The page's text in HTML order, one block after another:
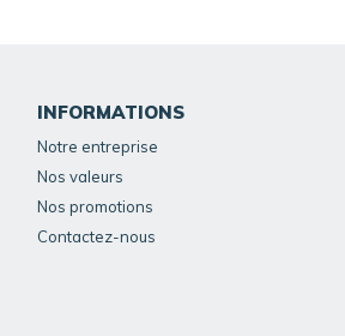
INFORMATIONS
Notre entreprise
Nos valeurs
Nos promotions
Contactez-nous